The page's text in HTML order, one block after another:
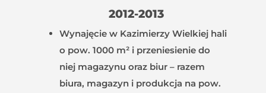
2012-2013
Wynajęcie w Kazimierzy Wielkiej hali
o pow. 1000 m² i przeniesienie do
niej magazynu oraz biur – razem
biura, magazyn i produkcja na pow.